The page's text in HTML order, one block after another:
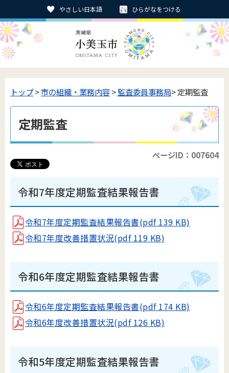
やさしい日本語 ひらがなをつける
トップ>市の組織・業務内容>監査委員事務局> 定期監査
定期監査
ページID：007604
令和7年度定期監査結果報告書
令和7年度定期監査結果報告書(pdf 139 KB)
令和7年度改善措置状況(pdf 119 KB)
令和6年度定期監査結果報告書
令和6年度定期監査結果報告書(pdf 174 KB)
令和6年度改善措置状況(pdf 126 KB)
令和5年度定期監査結果報告書